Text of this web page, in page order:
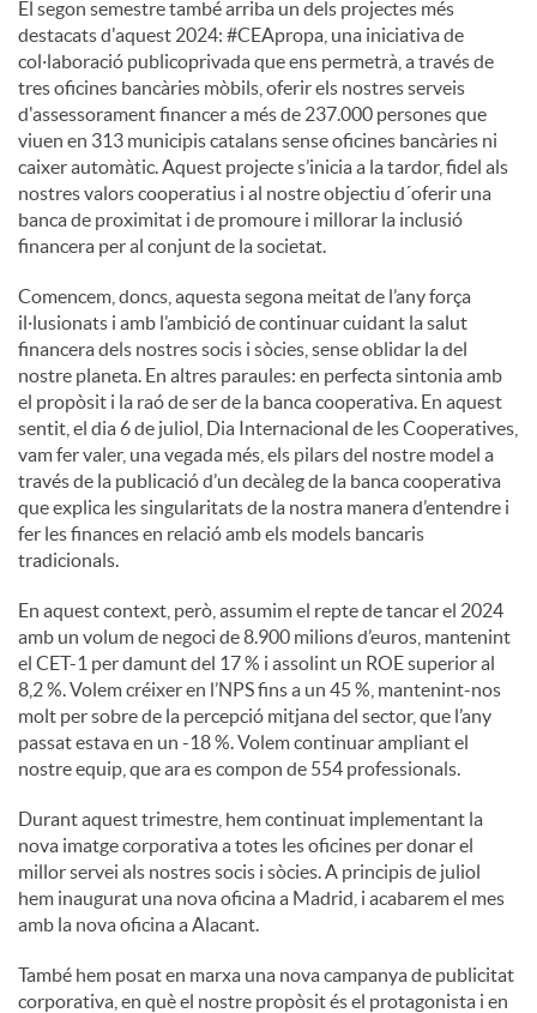
El segon semestre també arriba un dels projectes més
destacats d'aquest 2024: #CEApropa, una iniciativa de
col·laboració publicoprivada que ens permetrà, a través de
tres oficines bancàries mòbils, oferir els nostres serveis
d'assessorament financer a més de 237.000 persones que
viuen en 313 municipis catalans sense oficines bancàries ni
caixer automàtic. Aquest projecte s’inicia a la tardor, fidel als
nostres valors cooperatius i al nostre objectiu d´oferir una
banca de proximitat i de promoure i millorar la inclusió
financera per al conjunt de la societat.
Comencem, doncs, aquesta segona meitat de l’any força
il·lusionats i amb l’ambició de continuar cuidant la salut
financera dels nostres socis i sòcies, sense oblidar la del
nostre planeta. En altres paraules: en perfecta sintonia amb
el propòsit i la raó de ser de la banca cooperativa. En aquest
sentit, el dia 6 de juliol, Dia Internacional de les Cooperatives,
vam fer valer, una vegada més, els pilars del nostre model a
través de la publicació d’un decàleg de la banca cooperativa
que explica les singularitats de la nostra manera d’entendre i
fer les finances en relació amb els models bancaris
tradicionals.
En aquest context, però, assumim el repte de tancar el 2024
amb un volum de negoci de 8.900 milions d’euros, mantenint
el CET-1 per damunt del 17 % i assolint un ROE superior al
8,2 %. Volem créixer en l’NPS fins a un 45 %, mantenint-nos
molt per sobre de la percepció mitjana del sector, que l’any
passat estava en un -18 %. Volem continuar ampliant el
nostre equip, que ara es compon de 554 professionals.
Durant aquest trimestre, hem continuat implementant la
nova imatge corporativa a totes les oficines per donar el
millor servei als nostres socis i sòcies. A principis de juliol
hem inaugurat una nova oficina a Madrid, i acabarem el mes
amb la nova oficina a Alacant.
També hem posat en marxa una nova campanya de publicitat
corporativa, en què el nostre propòsit és el protagonista i en